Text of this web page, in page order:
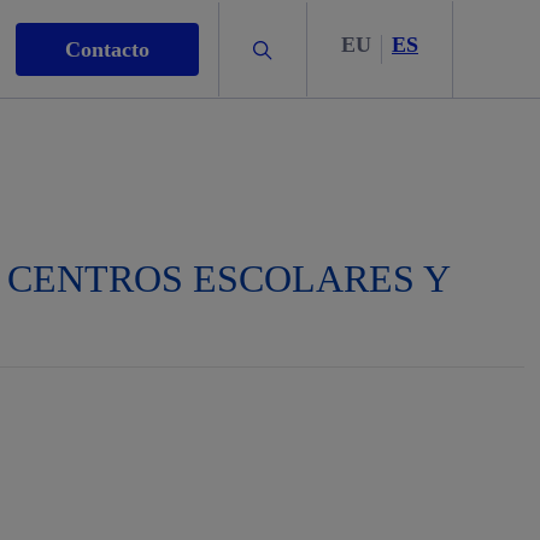
Contacto Buscar EU ES
ESCOLARES Y